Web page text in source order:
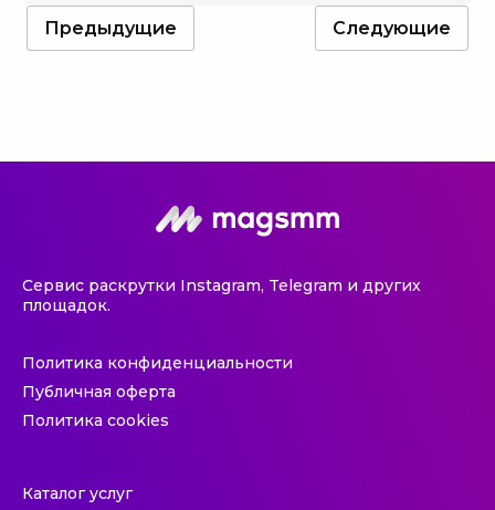
Предыдущие Следующие
Сервис раскрутки Instagram, Telegram и других
площадок.
Политика конфиденциальности
Публичная оферта
Политика cookies
Каталог услуг